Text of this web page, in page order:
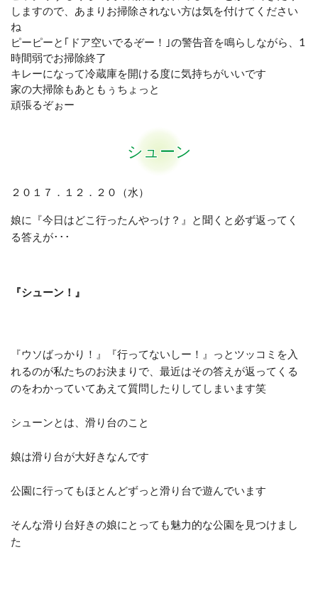
しますので、あまりお掃除されない方は気を付けてください
ね
ピーピーと｢ドア空いでるぞー！｣の警告音を鳴らしながら、1
時間弱でお掃除終了
キレーになって冷蔵庫を開ける度に気持ちがいいです
家の大掃除もあともぅちょっと
頑張るぞぉー
シューン
２０１７．１２．２０（水）
娘に
『今日はどこ行ったんやっけ？』と聞くと必ず返ってく
る答えが･･･
『シューン！』
『ウソばっかり！』『行ってないしー！』っとツッコミを入
れるのが私たちのお決まりで、最近はその答えが返ってくる
のをわかっていてあえて質問したりしてしまいます笑
シューンとは、滑り台のこと
娘は滑り台が大好きなんです
公園に行ってもほとんどずっと滑り台で遊んでいます
そんな滑り台好きの娘にとっても魅力的な公園を見つけまし
た